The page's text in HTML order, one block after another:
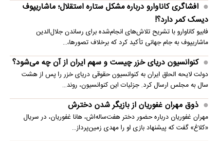
افشاگری کاناوارو درباره مشکل ستاره استقلال؛ ماشاریپوف
دیسک کمر دارد؟!
فابیو کاناوارو با تشریح تلاش‌های انجام‌شده برای رساندن جلال‌الدین
ماشاریپوف به جام جهانی تأکید کرد که برخلاف تصورها،…
کنوانسیون دریای خزر چیست و سهم ایران از آن چه می‌شود؟
دولت لایحه الحاق ایران به کنوانسیون حقوقی دریای خزر را پس از هشت
سال به مجلس ارسال کرد. جزئیات این کنوانسیون، روند…
ذوق مهران غفوریان از بازیگر شدن دخترش
مهران غفوریان درباره حضور دختر هفت‌ساله‌اش، هانا غفوریان، در سریال
«کلاغ» گفت که پیشنهاد بازی او را مهدی زمین‌پرداز…